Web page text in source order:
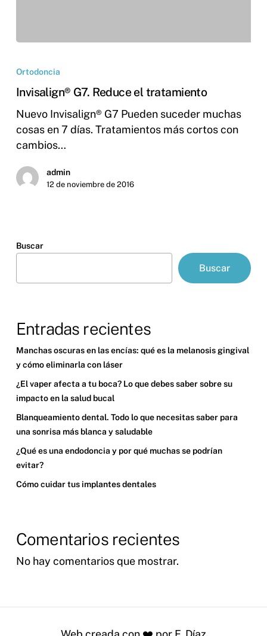
Ortodoncia
Invisalign® G7. Reduce el tratamiento
Nuevo Invisalign® G7 Pueden suceder muchas
cosas en 7 días. Tratamientos más cortos con
cambios…
admin
12 de noviembre de 2016
Buscar
Buscar
Entradas recientes
Manchas oscuras en las encías: qué es la melanosis gingival
y cómo eliminarla con láser
¿El vaper afecta a tu boca? Lo que debes saber sobre su
impacto en la salud bucal
Blanqueamiento dental. Todo lo que necesitas saber para
una sonrisa más blanca y saludable
¿Qué es una endodoncia y por qué muchas se podrían
evitar?
Cómo cuidar tus implantes dentales
Comentarios recientes
No hay comentarios que mostrar.